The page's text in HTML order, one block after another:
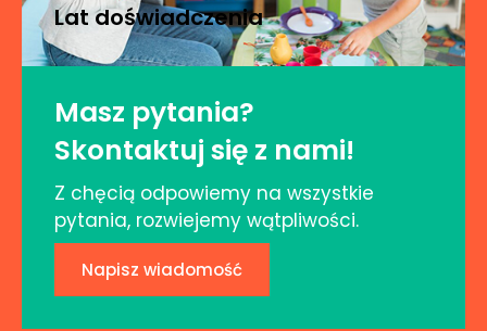
Lat doświadczenia
Masz pytania?
Skontaktuj się z nami!
Z chęcią odpowiemy na wszystkie
pytania, rozwiejemy wątpliwości.
Napisz wiadomość